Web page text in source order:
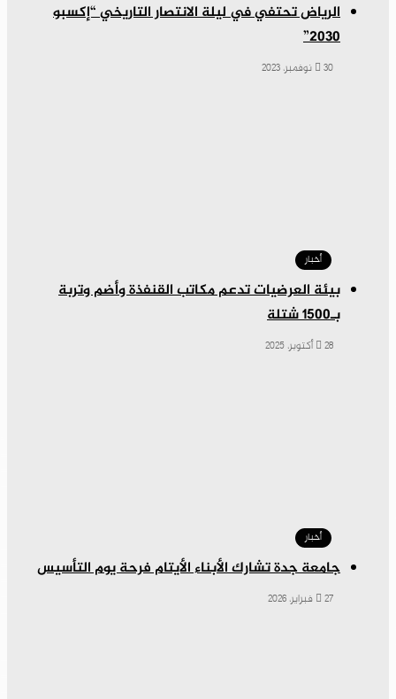
الرياض تحتفي في ليلة الانتصار التاريخي “إكسبو
2030”
30 نوفمبر، 2023
أخبار
‏بيئة العرضيات تدعم مكاتب القنفذة وأضم وتربة
بـ1500 شتلة
28 أكتوبر، 2025
أخبار
جامعة جدة تشارك الأبناء الأيتام فرحة يوم التأسيس
27 فبراير، 2026